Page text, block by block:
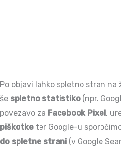
Po objavi lahko spletno stran na
še spletno statistiko (npr.
povezavo za Facebook Pixel,
piškotke ter Google-u
do spletne strani (v Google